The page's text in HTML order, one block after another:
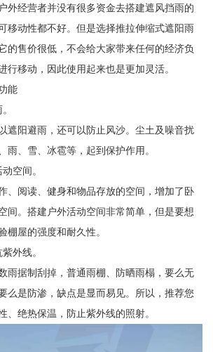
外经营者并没有很多资金去搭建遮风挡雨的
移动性都不好。但是选择推拉伸缩式遮阳雨
的售价很低，不会给大家带来任何的经济负
行移动，因此使用起来也是更加灵活。
能
遮阳避雨，还可以防止风沙。尘土及噪音扰
雨、雪、冰雹等，起到保护作用。
空间。
、阅读、健身和物品存放的空间，增加了卧
间。搭建户外活动空间非常简单，但是要想
棚屋的强度和耐久性。
外线。
雨据制刮掉，普通雨棚、防晒雨榻，要么无
么是防渗，缺点是显而易见。所以，推荐您
、绝热保温，防止紫外线的照射。